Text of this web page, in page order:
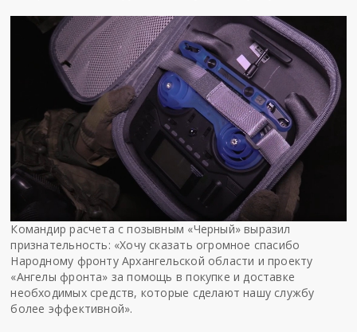
Командир расчета с позывным «Черный» выразил
признательность: «Хочу сказать огромное спасибо
Народному фронту Архангельской области и проекту
«Ангелы фронта» за помощь в покупке и доставке
необходимых средств, которые сделают нашу службу
более эффективной».